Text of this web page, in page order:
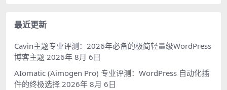
最近更新
Cavin主题专业评测：2026年必备的极简轻量级WordPress
博客主题 2026年 8月 6日
AIomatic (Aimogen Pro) 专业评测：WordPress 自动化插
件的终极选择 2026年 8月 6日